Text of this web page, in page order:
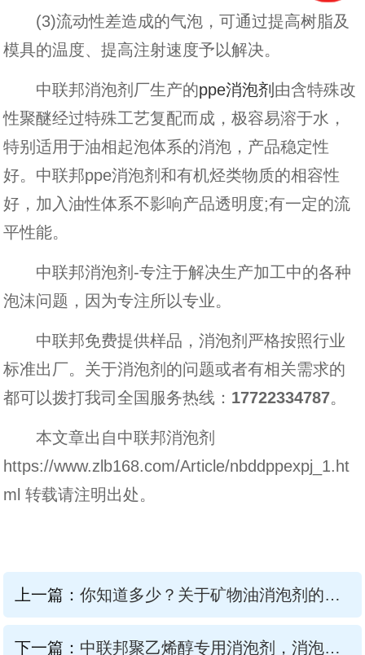
(3)流动性差造成的气泡，可通过提高树脂及
模具的温度、提高注射速度予以解决。
中联邦消泡剂厂生产的ppe消泡剂 由含特殊改
性聚醚经过特殊工艺复配而成，极容易溶于水，
特别适用于油相起泡体系的消泡，产品稳定性
好。 中联邦ppe消泡剂和有机烃类物质的相容性
好，加入油性体系不影响产品透明度;有一定的流
平性能。
中联邦消泡剂-专注于解决生产加工中的各种
泡沫问题，因为专注所以专业。
中联邦免费提供样品，消泡剂严格按照行业
标准出厂。关于消泡剂的问题或者有相关需求的
都可以拨打我司全国服务热线： 17722334787。
本文章出自中联邦消泡剂
https://www.zlb168.com/Article/nbddppexpj_1.ht
ml 转载请注明出处。
上一篇： 你知道多少？关于矿物油消泡剂的知识
下一篇： 中联邦聚乙烯醇专用消泡剂，消泡这都不叫事